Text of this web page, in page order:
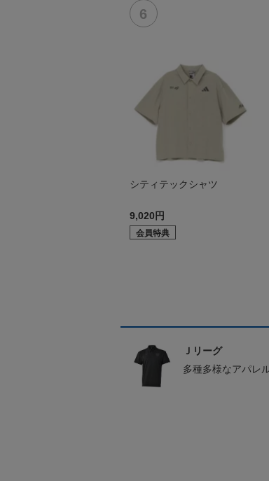
シティテックシャツ
9,020円
会員特典
Ｊリーグ
多種多様なアパレ